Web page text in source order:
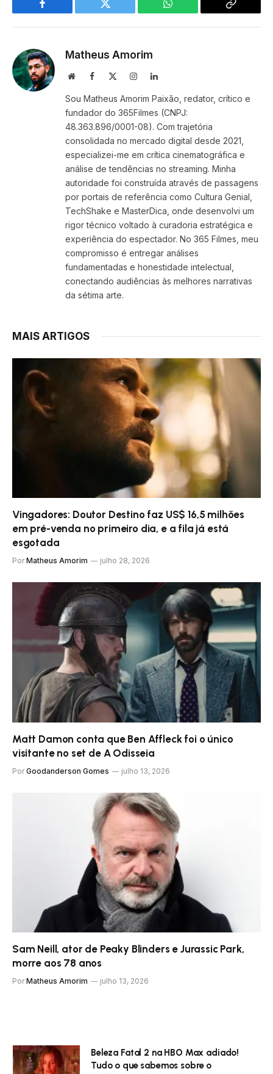
Facebook Twitter WhatsApp
Copy
Matheus Amorim
WebsiteFacebook InstagramLinkedIn
Sou Matheus Amorim Paixão, redator, crítico e
fundador do 365Filmes (CNPJ:
48.363.896/0001-08). Com trajetória
consolidada no mercado digital desde 2021,
especializei-me em crítica cinematográfica e
análise de tendências no streaming. Minha
autoridade foi construída através de passagens
por portais de referência como Cultura Genial,
TechShake e MasterDica, onde desenvolvi um
rigor técnico voltado à curadoria estratégica e
experiência do espectador. No 365 Filmes, meu
compromisso é entregar análises
fundamentadas e honestidade intelectual,
conectando audiências às melhores narrativas
da sétima arte.
MAIS ARTIGOS
Vingadores: Doutor Destino faz US$ 16,5 milhões
em pré-venda no primeiro dia, e a fila já está
esgotada
Por Matheus Amorim julho 28, 2026
Matt Damon conta que Ben Affleck foi o único
visitante no set de A Odisseia
Por Goodanderson Gomes julho 13, 2026
Sam Neill, ator de Peaky Blinders e Jurassic Park,
morre aos 78 anos
Por Matheus Amorim julho 13, 2026
Beleza Fatal 2 na HBO Max adiado!
Tudo o que sabemos sobre o